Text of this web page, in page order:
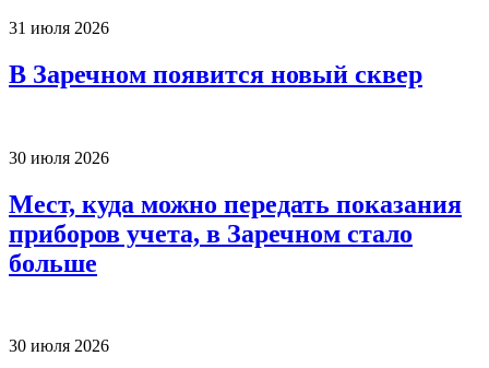
31 июля 2026
В Заречном появится новый сквер
30 июля 2026
Мест, куда можно передать показания
приборов учета, в Заречном стало
больше
30 июля 2026